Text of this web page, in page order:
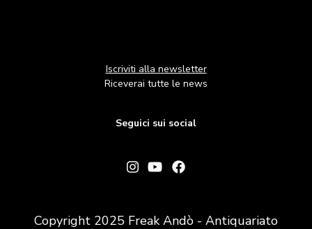
Iscriviti alla newsletter
Riceverai tutte le news
Seguici sui social
Copyright 2025 Freak Andò - Antiquariato